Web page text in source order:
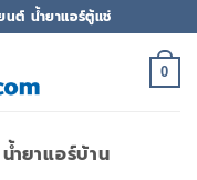
นต์ น้ำยาแอร์ตู้แช่
0
น้ำยาแอร์บ้าน